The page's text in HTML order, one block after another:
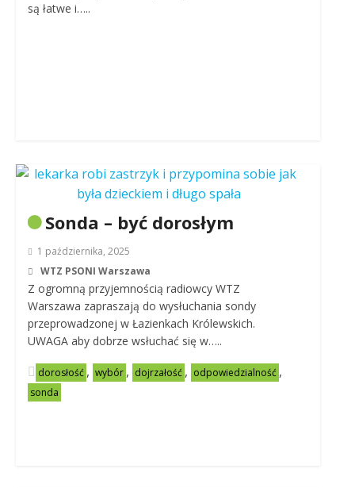
są łatwe i…..
Sonda – być dorosłym
1 października, 2025
WTZ PSONI Warszawa
Z ogromną przyjemnością radiowcy WTZ
Warszawa zapraszają do wysłuchania sondy
przeprowadzonej w Łazienkach Królewskich.
UWAGA aby dobrze wsłuchać się w…..
dorosłość , wybór , dojrzałość , odpowiedzialność ,
sonda